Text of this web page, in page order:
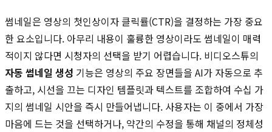
썸네일은 영상의 첫인상이자 클릭률(CTR)을 결정하는 가장 중요
한 요소입니다. 아무리 내용이 훌륭한 영상이라도 썸네일이 매력
적이지 않다면 시청자의 선택을 받기 어렵습니다. 비디오스튜의
자동 썸네일 생성 기능은 영상의 주요 장면들을 AI가 자동으로 추
출하고, 시선을 끄는 디자인 템플릿과 텍스트를 조합하여 수십 가
지의 썸네일 시안을 즉시 만들어냅니다. 사용자는 이 중에서 가장
마음에 드는 것을 선택하거나, 약간의 수정을 통해 채널의 정체성